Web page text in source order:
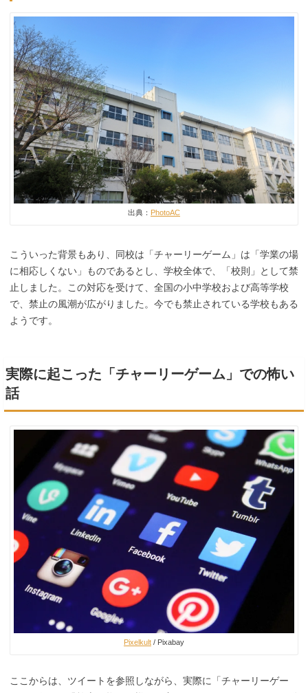
出典： PhotoAC
こういった背景もあり、同校は「チャーリーゲーム」は「学業の場
に相応しくない」ものであるとし、学校全体で、「校則」として禁
止しました。この対応を受けて、全国の小中学校および高等学校
で、禁止の風潮が広がりました。今でも禁止されている学校もある
ようです。
実際に起こった「チャーリーゲーム」での怖い
話
Pixelkult / Pixabay
ここからは、ツイートを参照しながら、実際に「チャーリーゲー